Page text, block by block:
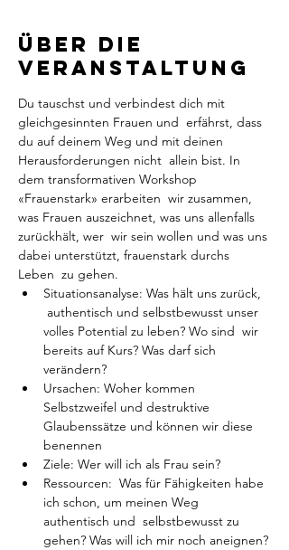
Über die
Veranstaltung
Du tauschst und verbindest dich mit
gleichgesinnten Frauen und  erfährst, dass
du auf deinem Weg und mit deinen
Herausforderungen nicht  allein bist. In
dem transformativen Workshop
«Frauenstark» erarbeiten  wir zusammen,
was Frauen auszeichnet, was uns allenfalls
zurückhält, wer  wir sein wollen und was uns
dabei unterstützt, frauenstark durchs
Leben  zu gehen.
Situationsanalyse: Was hält uns zurück,
authentisch und selbstbewusst unser
volles Potential zu leben? Wo sind  wir
bereits auf Kurs? Was darf sich
verändern?
Ursachen: Woher kommen
Selbstzweifel und destruktive
Glaubenssätze und können wir diese
benennen
Ziele: Wer will ich als Frau sein?
Ressourcen:  Was für Fähigkeiten habe
ich schon, um meinen Weg
authentisch und  selbstbewusst zu
gehen? Was will ich mir noch aneignen?